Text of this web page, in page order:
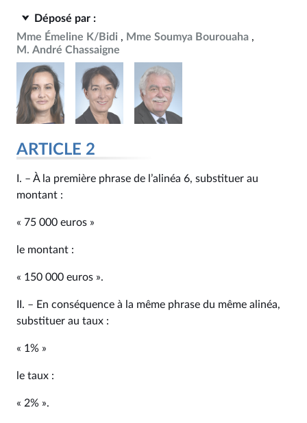
Déposé par :
Mme Émeline K/Bidi
Mme Soumya Bourouaha
M. André Chassaigne
ARTICLE 2
I. – À la première phrase de l’alinéa 6, substituer au
montant :
« 75 000 euros »
le montant :
« 150 000 euros ».
II. – En conséquence à la même phrase du même alinéa,
substituer au taux :
« 1% »
le taux :
« 2% ».